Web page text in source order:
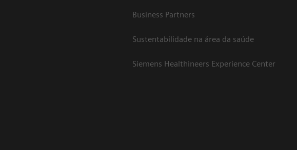
Business Partners
Sustentabilidade na área da saúde
Siemens Healthineers Experience Center